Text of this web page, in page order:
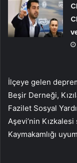
İlçeye gelen
Beşir Derneği,
Fazilet Sosyal
Aşevi’nin
Kaymakamlığı